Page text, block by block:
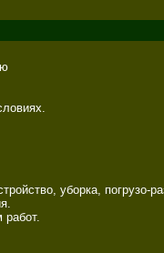
уборка, погрузо-